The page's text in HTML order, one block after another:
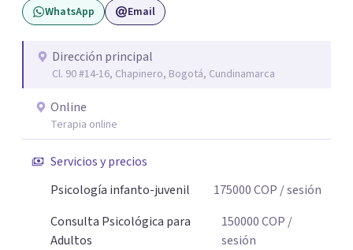
WhatsApp Email
Dirección principal
Cl. 90 #14-16, Chapinero, Bogotá, Cundinamarca
Online
Terapia online
Servicios y precios
Psicología infanto-juvenil
175000COP / sesión
Consulta Psicológica para
Adultos
150000COP /
sesión